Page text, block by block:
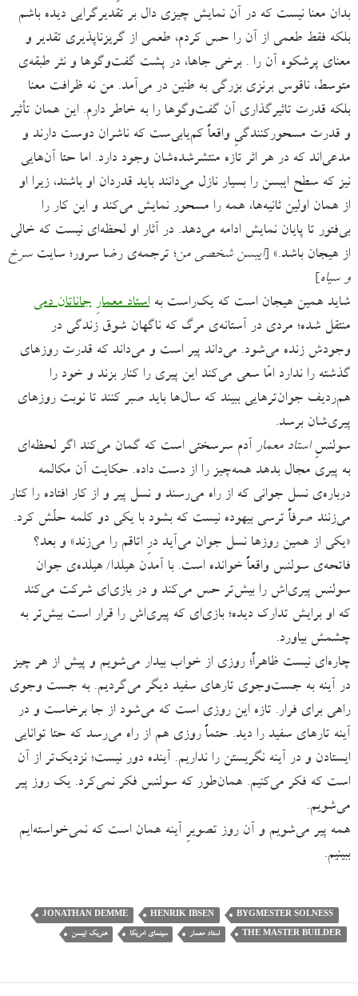
بدان معنا نیست که در آن نمایش چیزی دال بر تقدیرگرایی دیده باشم
بلکه فقط طعمی از آن را حس کردم، طعمی از گریزناپذیری تقدیر و
معنای پرشکوه آن را . برخی جاها، در پشت گفت‌وگوها و نثر طبقه‌ی
متوسط، ناقوس برنزی بزرگی به طنین در می‌آمد. من نه ظرافت معنا
بلکه قدرت تاثیرگذاری آن گفت‌وگوها را به‌ خاطر دارم. این همان تأثیر
و قدرت مسحورکنندگی‌ِ واقعاً کم‌یابی‌ست که ناشران دوست دارند و
مدعی‌اند که در هر اثر تازه منتشرشده‌شان وجود دارد. اما حتا آن‌هایی
نیز که سطح ایبسن را بسیار نازل می‌دانند باید قدردان او باشند، زیرا او
از همان اولین ثانیه‌ها، همه را مسحور نمایش می‌کند و این کار را
بی‌فتور تا پایان نمایش ادامه می‌دهد. در آثار او لحظه‌ای نیست که خالی
از هیجان باشد.» [ایبسن شخصی من؛ ترجمه‌ی رضا سرور؛ سایتسرخ
و سیاه]
شاید همین هیجان است که یک‌راست بهاستاد معمارِ جاناتان دمی
منتقل شده؛ مردی در آستانه‌ی مرگ که ناگهان شوق زندگی در
وجودش زنده می‌شود. می‌داند پیر است و می‌داند که قدرت روزهای
گذشته را ندارد امّا سعی می‌کند این پیری را کنار بزند و خود را
هم‌ردیف جوان‌ترهایی ببیند که سال‌ها باید صبر کنند تا نوبت روزهای
پیری‌شان برسد.
سولنسِاستاد معمار آدم سرسختی است که گمان می‌کند اگر لحظه‌ای
به پیری مجال بدهد همه‌چیز را از دست داده. حکایت آن مکالمه
درباره‌ی نسل جوانی که از راه می‌رسند و نسل پیر و از کار افتاده را کنار
می‌زنند صرفاً ترسی بیهوده نیست که بشود با یکی دو کلمه حلّش کرد.
«یکی از همین روزها نسل جوان می‌آید درِ اتاقم را می‌زند» و بعد؟
فاتحه‌ی سولنس واقعاً خوانده است. با آمدن هیلدا/ هیلده‌ی جوان
سولنس پیری‌اش را بیش‌تر حس می‌کند و در بازی‌ای شرکت می‌کند
که او برایش تدارک دیده؛ بازی‌ای که پیری‌اش را قرار است بیش‌تر به
چشمش بیاورد.
چاره‌ای نیست ظاهراً؛ روزی از خواب بیدار می‌شویم و پیش از هر چیز
در آینه به جست‌وجوی تارهای سفید دیگر می‌گردیم. به جست وجوی
راهی برای فرار. تازه این روزی است که می‌شود از جا برخاست و در
آینه تارهای سفید را دید. حتماً روزی هم از راه می‌رسد که حتا توانایی
ایستادن و در آینه نگریستن را نداریم. آینده دور نیست؛ نزدیک‌تر از آن
است که فکر می‌کنیم. همان‌طور که سولنس فکر نمی‌کرد. یک روز پیر
می‌شویم.
همه پیر می‌شویم و آن روز تصویرِ آینه همان است که نمی‌خواسته‌ایم
ببینیم.
BYGMESTER SOLNESS
HENRIK IBSEN
JONATHAN DEMME
THE MASTER BUILDER استاد معمار سینمای امریکا هنریک ایبسن